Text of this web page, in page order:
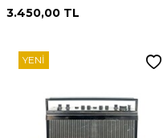
3.450,00 TL
YENI